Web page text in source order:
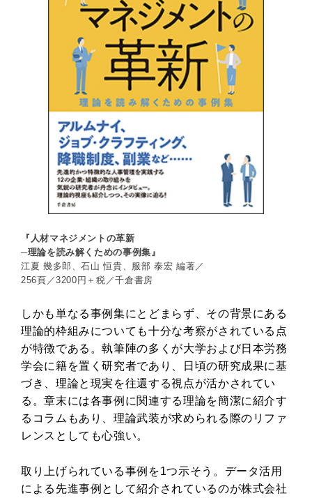
『人材マネジメントの革新
─理論を読み解くための事例集』
江夏 幾多郎、石山 恒貴、服部 泰宏 編著／
256頁／3200円＋税／千倉書房
しかも単なる事例集にとどまらず、その背景にある
理論的枠組みについても十分な考察がされている点
が特徴である。執筆陣の多くが大学および日本労務
学会に籍を置く研究者であり、日頃の研究成果に基
づき、理論と現実を往還する視点が活かされてい
る。章末には各事例に関連する理論を簡潔に紹介す
るコラムもあり、理論武装が求められる際のリファ
レンスとしても心強い。
取り上げられている事例を1つ示そう。データ活用
による先進事例として紹介されているのが株式会社